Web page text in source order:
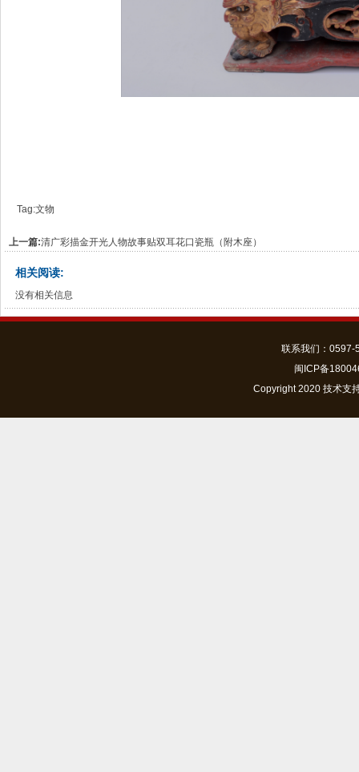
Tag:文物
上一篇:清广彩描金开光人物故事贴双耳花口瓷瓶（附木座）
相关阅读:
没有相关信息
联系我们：0597-
闽ICP备
Copyright 2020 技术支